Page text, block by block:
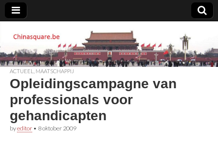
Chinasquare.be
ACTUEEL MAATSCHAPPIJ
Opleidingscampagne van
professionals voor
gehandicapten
byeditor • 8 oktober 2009